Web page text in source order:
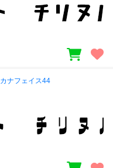
カナフェイス44